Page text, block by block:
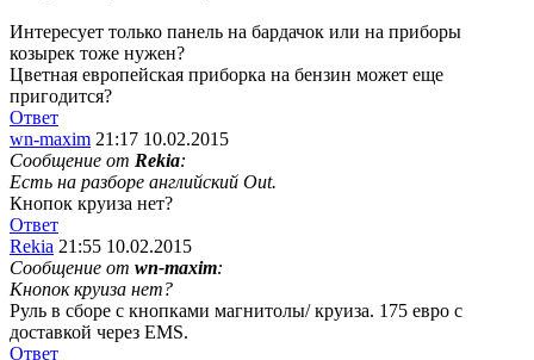
Интересует только панель на бардачок или на приборы
козырек тоже нужен?
Цветная европейская приборка на бензин может еще
пригодится?
Ответ
wn-maxim 21:17 10.02.2015
Сообщение от Rekia:
Есть на разборе английский Out.
Кнопок круиза нет?
Ответ
Rekia 21:55 10.02.2015
Сообщение от wn-maxim:
Кнопок круиза нет?
Руль в сборе с кнопками магнитолы/ круиза. 175 евро с
доставкой через EMS.
Ответ